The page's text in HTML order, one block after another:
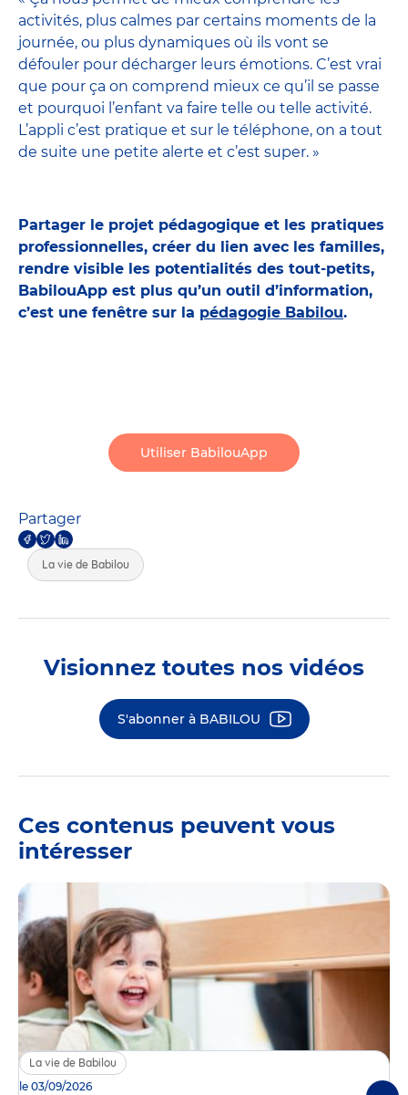
activités, plus calmes par certains moments de la
journée, ou plus dynamiques où ils vont se
défouler pour décharger leurs émotions. C’est vrai
que pour ça on comprend mieux ce qu’il se passe
et pourquoi l’enfant va faire telle ou telle activité.
L’appli c’est pratique et sur le téléphone, on a tout
de suite une petite alerte et c’est super. »
Partager le projet pédagogique et les pratiques
professionnelles, créer du lien avec les familles,
rendre visible les potentialités des tout-petits,
BabilouApp est plus qu’un outil d’information,
c’est une fenêtre sur la pédagogie Babilou.
Utiliser BabilouApp
Partager
La vie de Babilou
Visionnez toutes nos vidéos
S'abonner à BABILOU
Ces contenus peuvent vous
intéresser
La vie de Babilou
le 03/09/2026